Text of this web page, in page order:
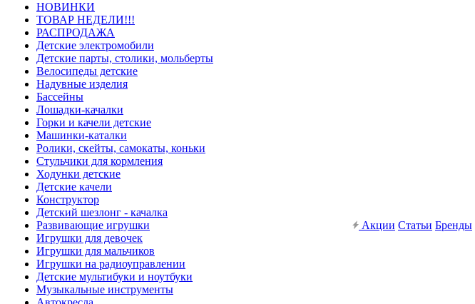
НОВИНКИ
ТОВАР НЕДЕЛИ!!!
РАСПРОДАЖА
Детские электромобили
Детские парты, столики, мольберты
Велосипеды детские
Надувные изделия
Бассейны
Лошадки-качалки
Горки и качели детские
Машинки-каталки
Ролики, скейты, самокаты, коньки
Стульчики для кормления
Ходунки детские
Детские качели
Конструктор
Детский шезлонг - качалка
Развивающие игрушки
Игрушки для девочек
Игрушки для мальчиков
Игрушки на радиоуправлении
Детские мультибуки и ноутбуки
Музыкальные инструменты
Акции Статьи Бренды